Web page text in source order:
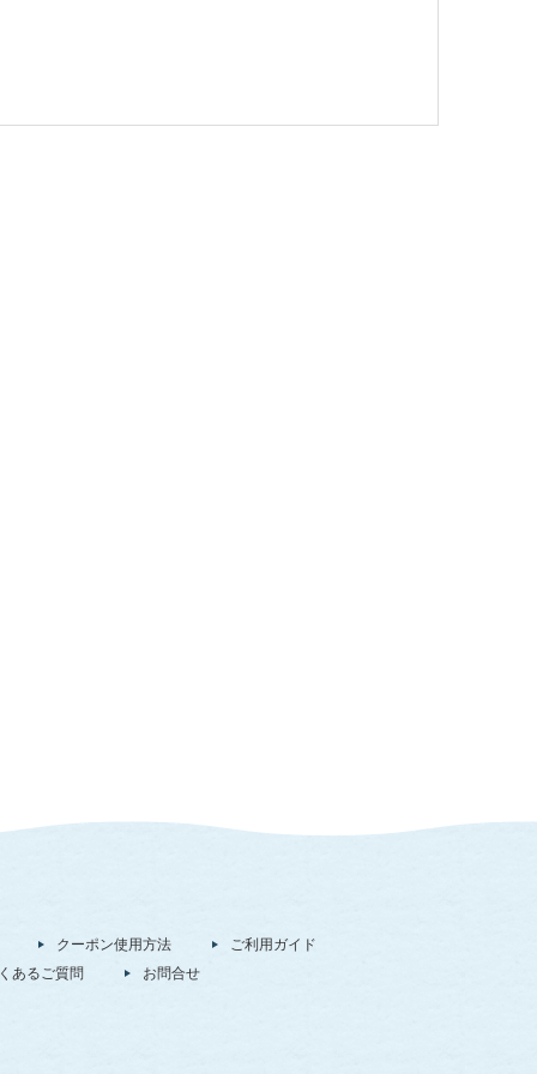
クーポン使用方法
ご利用ガイド
あるご質問 お問合せ